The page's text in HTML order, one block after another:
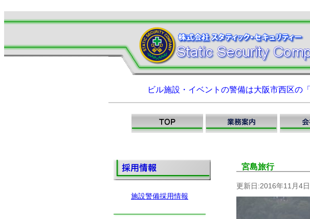
ビル施設・イベントの警備は大阪市西区の「
施設警備採用情報
宮島旅行
更新日:2016年11月4日